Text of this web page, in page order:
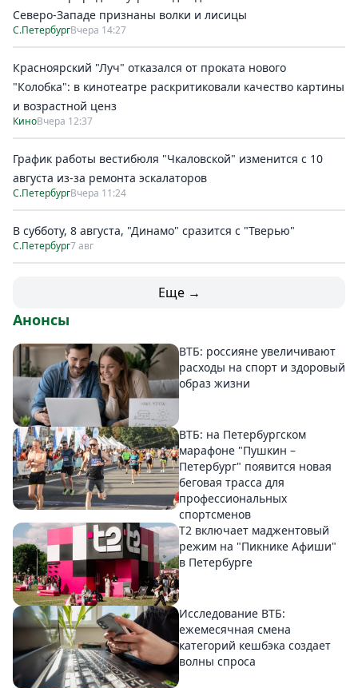
Северо-Западе признаны волки и лисицы
С.ПетербургВчера 14:27
Красноярский "Луч" отказался от проката нового
"Колобка": в кинотеатре раскритиковали качество картины
и возрастной ценз
КиноВчера 12:37
График работы вестибюля "Чкаловской" изменится с 10
августа из-за ремонта эскалаторов
С.ПетербургВчера 11:24
В субботу, 8 августа, "Динамо" сразится с "Тверью"
С.Петербург7 авг
Еще →
Анонсы
ВТБ: россияне увеличивают
расходы на спорт и здоровый
образ жизни
ВТБ: на Петербургском
марафоне "Пушкин –
Петербург" появится новая
беговая трасса для
профессиональных
спортсменов
Т2 включает маджентовый
режим на "Пикнике Афиши"
в Петербурге
Исследование ВТБ:
ежемесячная смена
категорий кешбэка создает
волны спроса